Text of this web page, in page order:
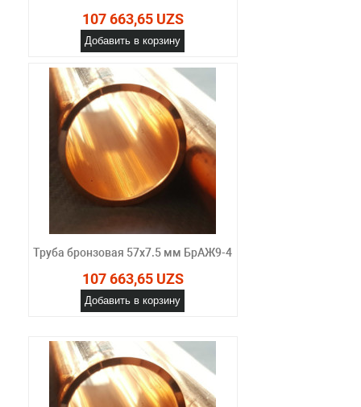
107 663,65 UZS
Добавить в корзину
Труба бронзовая 57х7.5 мм БрАЖ9-4
107 663,65 UZS
Добавить в корзину